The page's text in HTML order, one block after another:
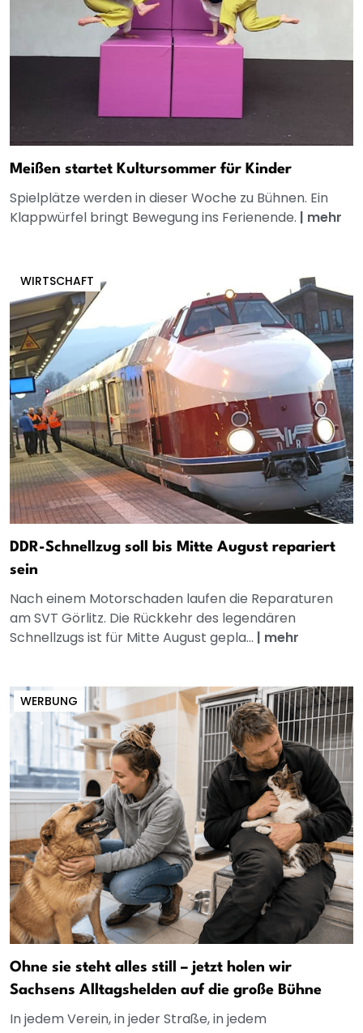
Meißen startet Kultursommer für Kinder
Spielplätze werden in dieser Woche zu Bühnen. Ein
Klappwürfel bringt Bewegung ins Ferienende. | mehr
WIRTSCHAFT
DDR-Schnellzug soll bis Mitte August repariert
sein
Nach einem Motorschaden laufen die Reparaturen
am SVT Görlitz. Die Rückkehr des legendären
Schnellzugs ist für Mitte August gepla... | mehr
WERBUNG
Ohne sie steht alles still – jetzt holen wir
Sachsens Alltagshelden auf die große Bühne
In jedem Verein, in jeder Straße, in jedem